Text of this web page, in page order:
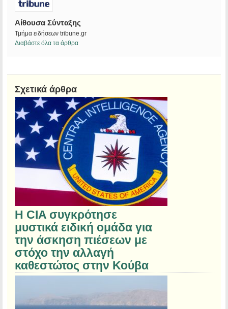
Αίθουσα Σύνταξης
Τμήμα ειδήσεων tribune.gr
Διαβάστε όλα τα άρθρα
Σχετικά άρθρα
Η CIA συγκρότησε
μυστικά ειδική ομάδα για
την άσκηση πιέσεων με
στόχο την αλλαγή
καθεστώτος στην Κούβα